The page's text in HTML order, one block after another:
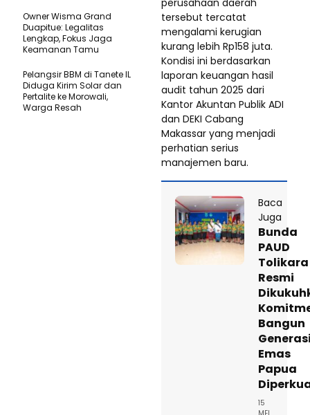
tersebut tercatat
mengalami kerugian
kurang lebih Rp158 juta.
Kondisi ini berdasarkan
laporan keuangan hasil
audit tahun 2025 dari
Kantor Akuntan Publik ADI
dan DEKI Cabang
Makassar yang menjadi
perhatian serius
manajemen baru.
Baca
Juga
Bunda
PAUD
Tolikara
Resmi
Bangun
Emas
Papua
15
Owner Wisma Grand
Duapitue: Legalitas
Lengkap, Fokus Jaga
Keamanan Tamu
Pelangsir BBM di Tanete IL
Diduga Kirim Solar dan
Pertalite ke Morowali,
Warga Resah